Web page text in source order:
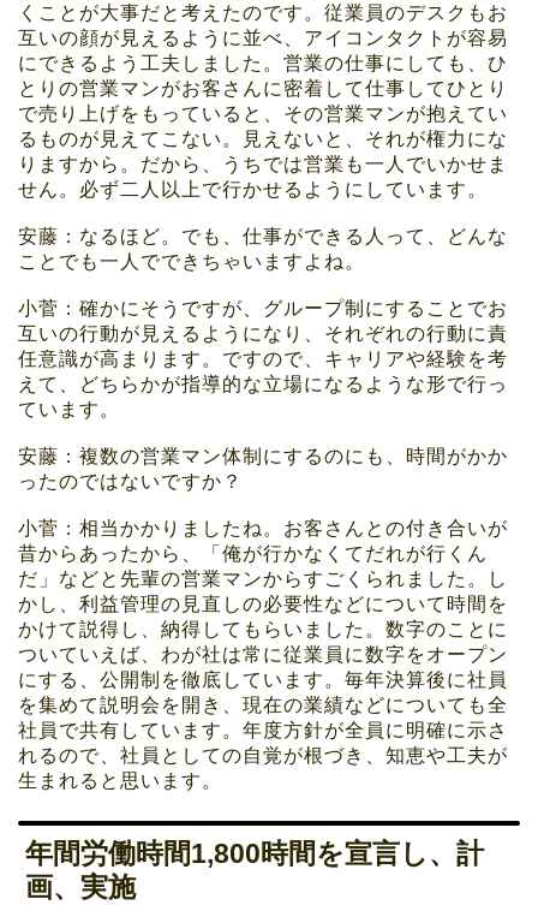
くことが大事だと考えたのです。従業員のデスクもお
互いの顔が見えるように並べ、アイコンタクトが容易
にできるよう工夫しました。営業の仕事にしても、ひ
とりの営業マンがお客さんに密着して仕事してひとり
で売り上げをもっていると、その営業マンが抱えてい
るものが見えてこない。見えないと、それが権力にな
りますから。だから、うちでは営業も一人でいかせま
せん。必ず二人以上で行かせるようにしています。
安藤：なるほど。でも、仕事ができる人って、どんな
ことでも一人でできちゃいますよね。
小菅：確かにそうですが、グループ制にすることでお
互いの行動が見えるようになり、それぞれの行動に責
任意識が高まります。ですので、キャリアや経験を考
えて、どちらかが指導的な立場になるような形で行っ
ています。
安藤：複数の営業マン体制にするのにも、時間がかか
ったのではないですか？
小菅：相当かかりましたね。お客さんとの付き合いが
昔からあったから、「俺が行かなくてだれが行くん
だ」などと先輩の営業マンからすごくられました。し
かし、利益管理の見直しの必要性などについて時間を
かけて説得し、納得してもらいました。数字のことに
ついていえば、わが社は常に従業員に数字をオープン
にする、公開制を徹底しています。毎年決算後に社員
を集めて説明会を開き、現在の業績などについても全
社員で共有しています。年度方針が全員に明確に示さ
れるので、社員としての自覚が根づき、知恵や工夫が
生まれると思います。
年間労働時間1,800時間を宣言し、計
画、実施